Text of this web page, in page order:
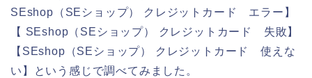
SEshop（SEショップ） クレジットカード エラー】
【 SEshop（SEショップ） クレジットカード 失敗】
【SEshop（SEショップ） クレジットカード 使えな
い】という感じで調べてみました。